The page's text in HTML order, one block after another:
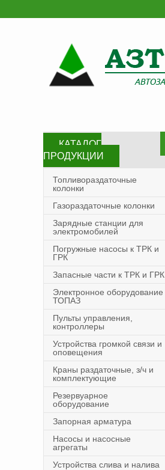
КАТАЛОГ
ПРОДУКЦИИ
Топливораздаточные
колонки
Газораздаточные колонки
Зарядные станции для
электромобилей
Погружные насосы к ТРК и
ГРК
Запасные части к ТРК и ГРК
Электронное оборудование
ТОПАЗ
Пульты управления,
контроллеры
Устройства громкой связи и
оповещения
Краны раздаточные, з/ч и
комплектующие
Резервуарное
оборудование
Запорная арматура
Насосы и насосные
агрегаты
Устройства слива и налива